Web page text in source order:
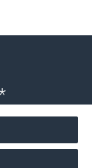
vendredi de 9h à 18h.